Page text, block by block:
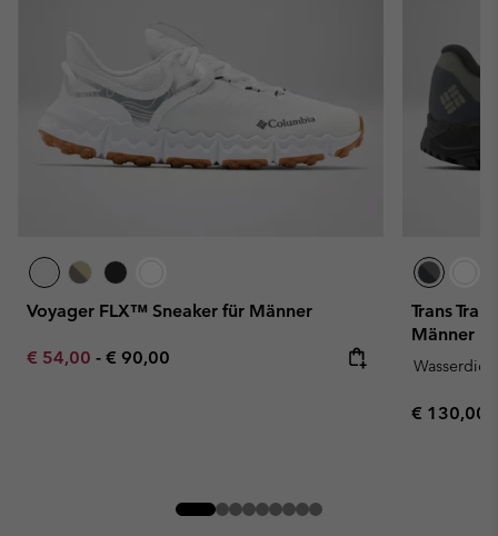
Voyager FLX™ Sneaker für Männer
Minimum sale price:
€ 54,00 - Maximum price:
€ 90,00
Trans
Männer
Wasserdicht
Regular
€ 130,00